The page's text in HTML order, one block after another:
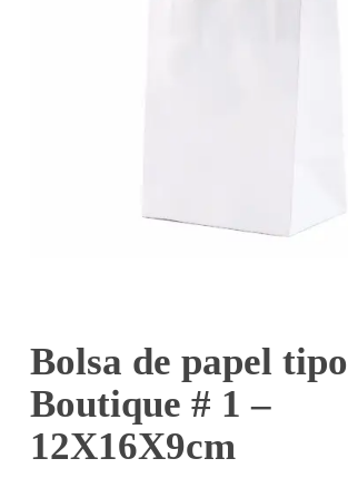
Bolsa de papel tipo
Boutique # 1 –
12X16X9cm